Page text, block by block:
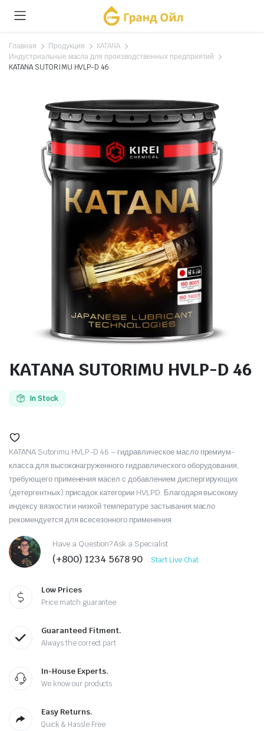
Главная Продукция
KATANA
Индустриальные масла для производственных предприятий
KATANA SUTORIMU HVLP-D 46
KATANA SUTORIMU HVLP-D 46
In Stock
KATANA Sutorimu HVLP-D 46 – гидравлическое масло премиум-
класса для высоконагруженного гидравлического оборудования,
требующего применения масел с добавлением диспергирующих
(детергентных) присадок категории HVLPD. Благодаря высокому
индексу вязкости и низкой температуре застывания масло
рекомендуется для всесезонного применения.
Have a Question? Ask a Specialist
(+800) 1234 5678 90 Start Live Chat
Low Prices
Price match guarantee
Guaranteed Fitment.
Always the correct part
In-House Experts.
We know our products
Easy Returns.
Quick & Hassle Free